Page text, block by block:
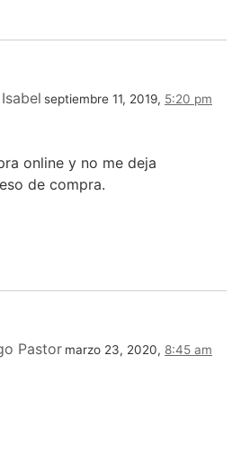
septiembre 11, 2019, 5:20 pm
online y no me deja
de compra.
Pastor marzo 23, 2020, 8:45 am